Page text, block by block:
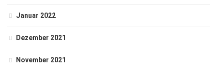
Januar 2022
Dezember 2021
November 2021